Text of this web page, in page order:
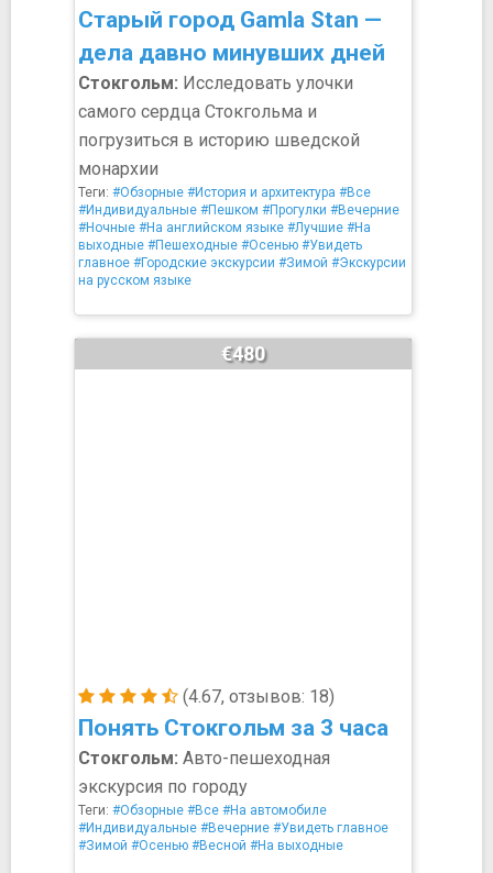
Старый город Gamla Stan —
дела давно минувших дней
Стокгольм: Исследовать улочки
самого сердца Стокгольма и
погрузиться в историю шведской
монархии
Теги: #Обзорные #История и архитектура #Все
#Индивидуальные #Пешком #Прогулки #Вечерние
#Ночные #На английском языке #Лучшие #На
выходные #Пешеходные #Осенью #Увидеть
главное #Городские экскурсии #Зимой #Экскурсии
на русском языке
(4.67, отзывов: 18)
Понять Стокгольм за 3 часа
€480
Стокгольм: Авто-пешеходная
экскурсия по городу
Теги: #Обзорные #Все #На автомобиле
#Индивидуальные #Вечерние #Увидеть главное
#Зимой #Осенью #Весной #На выходные